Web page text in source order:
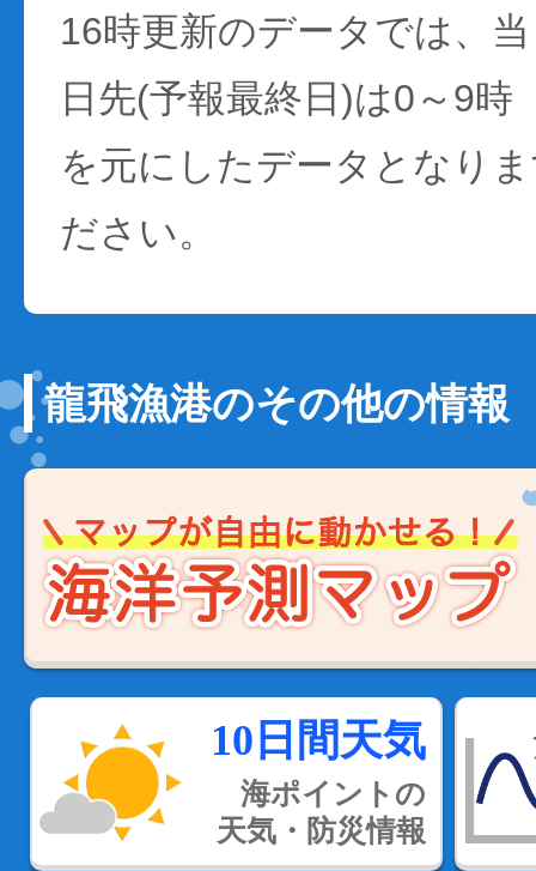
16時更新のデータでは、
日先(予報最終日)は0～9時
を元にしたデータとなり
ださい。
龍飛漁港のその他の情報
10日間天気
海ポイントの
天気・防災情報